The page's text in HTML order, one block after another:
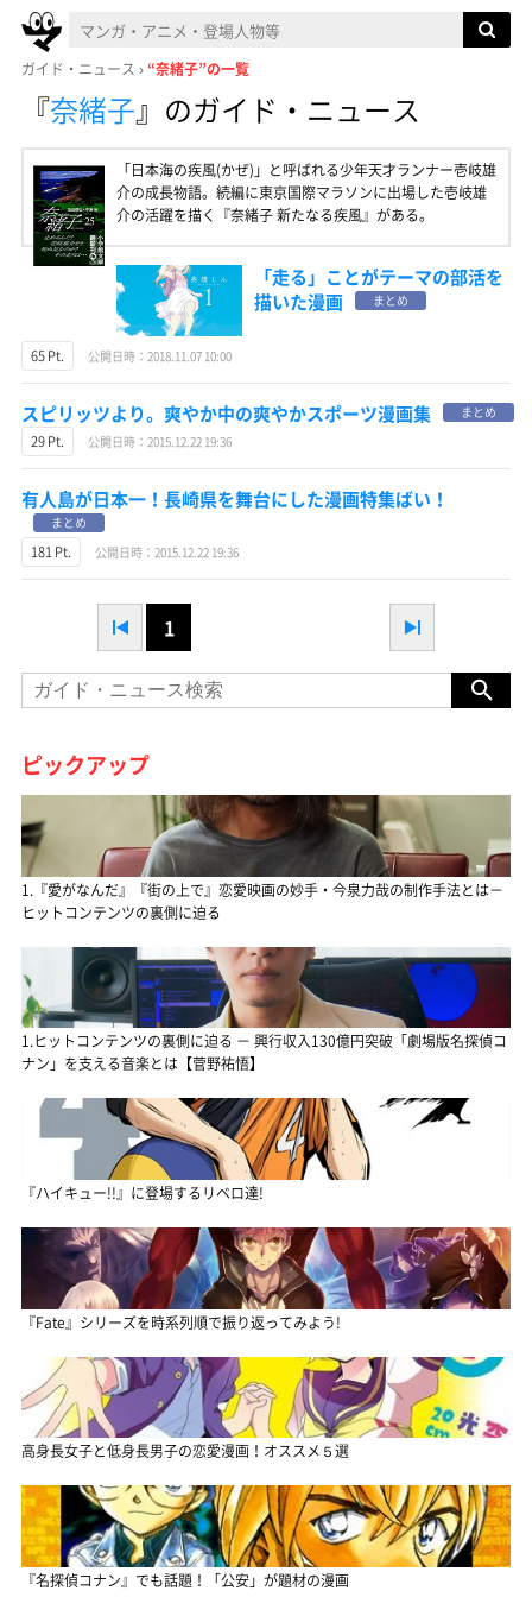
ガイド・ニュース “奈緒子”の一覧
『奈緒子』 のガイド・ニュース
「日本海の疾風(かぜ)」と呼ばれる少年天才ランナー壱岐雄
介の成長物語。続編に東京国際マラソンに出場した壱岐雄
介の活躍を描く『奈緒子 新たなる疾風』がある。
「走る」ことがテーマの部活を
描いた漫画
まとめ
65 Pt. 公開日時：2018.11.07 10:00
スピリッツより。爽やか中の爽やかスポーツ漫画集 まとめ
29 Pt. 公開日時：2015.12.22 19:36
有人島が日本一！長崎県を舞台にした漫画特集ばい！
まとめ
181 Pt. 公開日時：2015.12.22 19:36
1
ピックアップ
1.『愛がなんだ』『街の上で』恋愛映画の妙手・今泉力哉の制作手法とは－
ヒットコンテンツの裏側に迫る
1.ヒットコンテンツの裏側に迫る － 興行収入130億円突破「劇場版名探偵コ
ナン」を支える音楽とは【菅野祐悟】
『ハイキュー!!』に登場するリベロ達!
『Fate』シリーズを時系列順で振り返ってみよう!
高身長女子と低身長男子の恋愛漫画！オススメ５選
『名探偵コナン』でも話題！「公安」が題材の漫画